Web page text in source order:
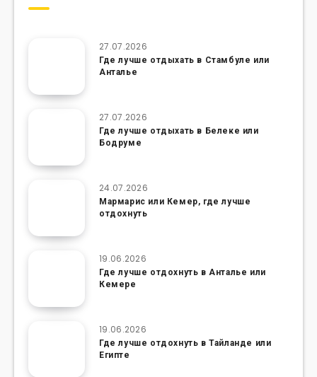
27.07.2026
Где лучше отдыхать в Стамбуле или
Анталье
27.07.2026
Где лучше отдыхать в Белеке или
Бодруме
24.07.2026
Мармарис или Кемер, где лучше
отдохнуть
19.06.2026
Где лучше отдохнуть в Анталье или
Кемере
19.06.2026
Где лучше отдохнуть в Тайланде или
Египте